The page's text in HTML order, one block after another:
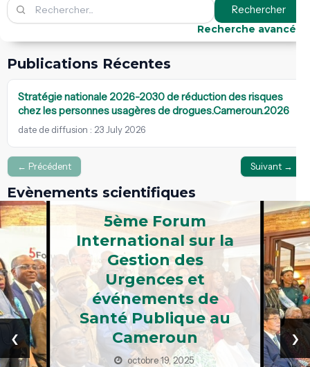
Rechercher
Recherche avancée
Publications Récentes
Stratégie nationale 2026-2030 de réduction des risques
chez les personnes usagères de drogues.Cameroun.2026
date de diffusion : 23 July 2026
← Précédent Suivant →
Evènements scientifiques
5ème Forum
International sur la
Gestion des
Urgences et
événements de
Santé Publique au
Cameroun
octobre 19, 2025
‹ ›